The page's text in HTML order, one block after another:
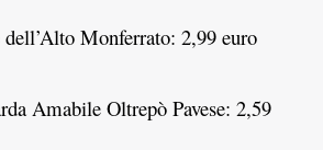
Monferrato: 2,99 euro
Amabile Oltrepò Pavese: 2,59